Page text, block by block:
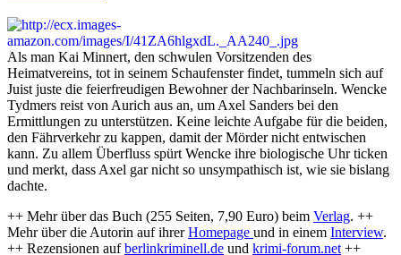
Lascaux
"Salztränen"
Als man Kai Minnert, den schwulen Vorsitzenden des
Heimatvereins, tot in seinem Schaufenster findet, tummeln sich auf
Juist juste die feierfreudigen Bewohner der Nachbarinseln. Wencke
Tydmers reist von Aurich aus an, um Axel Sanders bei den
Ermittlungen zu unterstützen. Keine leichte Aufgabe für die beiden,
den Fährverkehr zu kappen, damit der Mörder nicht entwischen
kann. Zu allem Überfluss spürt Wencke ihre biologische Uhr ticken
und merkt, dass Axel gar nicht so unsympathisch ist, wie sie bislang
dachte.
++ Mehr über das Buch (255 Seiten, 7,90 Euro) beim Verlag. ++
Mehr über die Autorin auf ihrerHomepage und in einem Interview.
++ Rezensionen aufberlinkriminell.de und krimi-forum.net++